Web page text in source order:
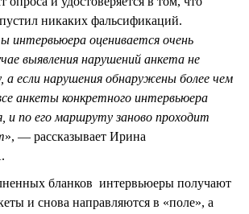
никаких фальсификаций.
интервьюера оценивается очень
выявления нарушений анкета не
если нарушения обнаружены более чем
анкеты конкретного интервьюера
и по его маршруту заново проходит
», — рассказывает Ирина
бланков интервьюеры получают
и снова направляются в «поле», а